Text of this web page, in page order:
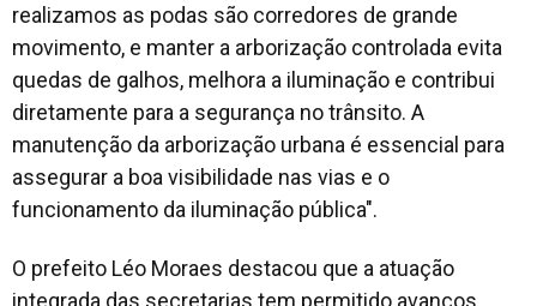
realizamos as podas são corredores de grande
movimento, e manter a arborização controlada evita
quedas de galhos, melhora a iluminação e contribui
diretamente para a segurança no trânsito. A
manutenção da arborização urbana é essencial para
assegurar a boa visibilidade nas vias e o
funcionamento da iluminação pública".
O prefeito Léo Moraes destacou que a atuação
integrada das secretarias tem permitido avanços